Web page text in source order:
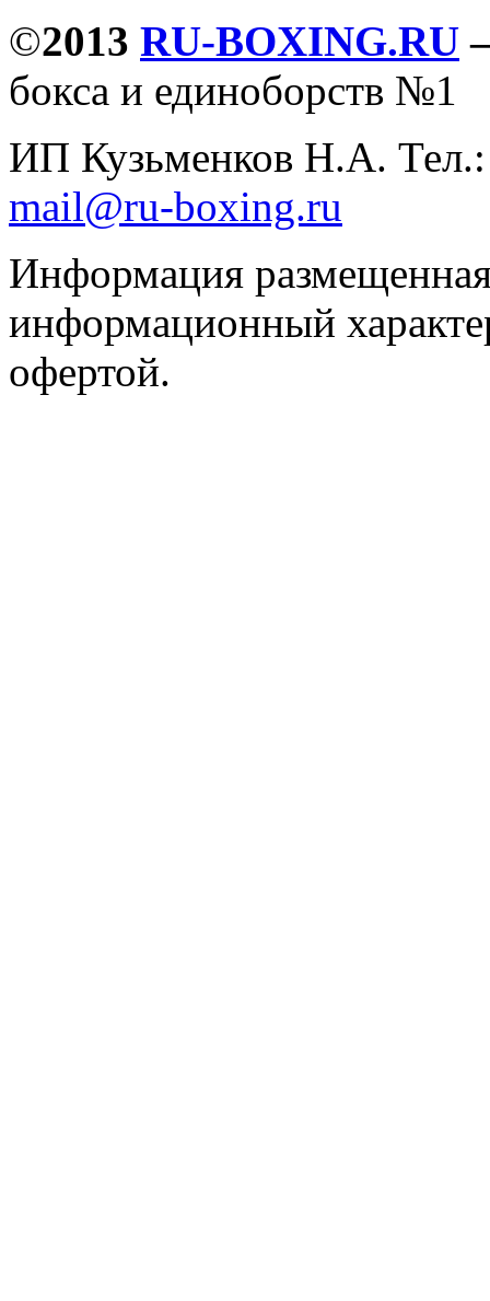
©2013 RU-BOXING.RU
бокса и единоборств №1
ИП Кузьменков Н.А.
mail@ru-boxing.ru
Информация
информационный
офертой.